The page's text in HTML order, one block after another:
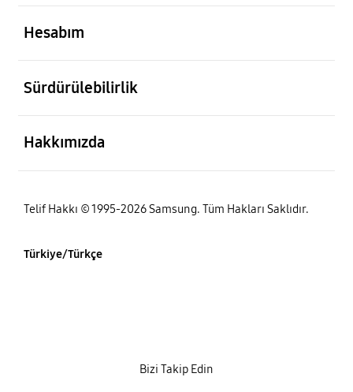
Hesabım
Sürdürülebilirlik
Hakkımızda
Telif Hakkı © 1995-2026 Samsung. Tüm Hakları Saklıdır.
Türkiye/Türkçe
Bizi Takip Edin